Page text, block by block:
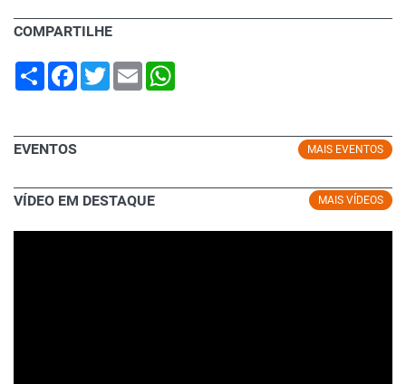
COMPARTILHE
Share Facebook
TwitterEmail
MAIS EVENTOS
EVENTOS
MAIS VÍDEOS
VÍDEO EM DESTAQUE